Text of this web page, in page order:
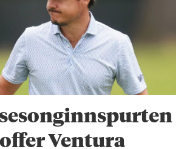
Ventura